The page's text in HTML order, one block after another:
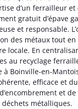
d’un ferrailleur et
gratuit d’épave
et responsable.
des métaux tout
locale. En
au recyclage
à Boinville-en-
efficace et
et
déchets métalliques.